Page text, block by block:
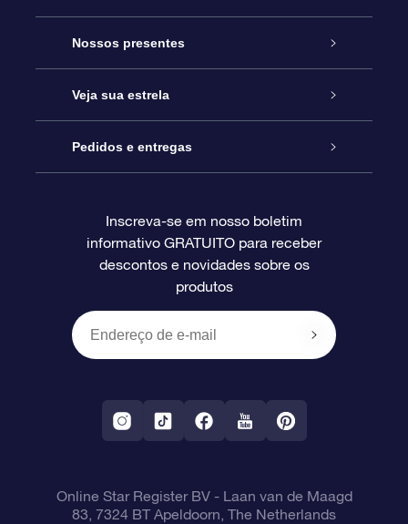
Serviço
Entre em contato conosco
Blog
Avaliações
Nossos presentes
Presente estrelar on-line
Pacote de presente da OSR
O cartão de presente da OSR
Presentes corporativos
Veja sua estrela
Star Register
Página estelar personalizada
Um Milhão de Estrelas
OSR Starsaver
Aplicativo RV Fly me to the stars
Pedidos e entregas
Informações de pagamento
Política de devolução
Constelações
Inscreva-se em nosso boletim
informativo GRATUITO para receber
descontos e novidades sobre os
produtos
Online Star Register BV- Laan van de Maagd
83, 7324 BT Apeldoorn, The Netherlands